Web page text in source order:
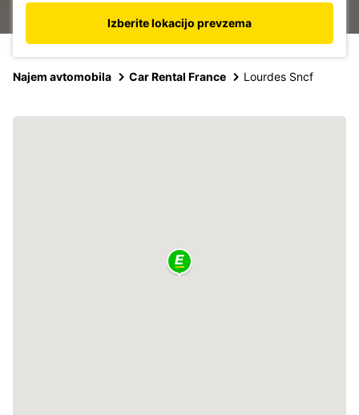
Izberite lokacijo prevzema
Najem avtomobila Car Rental France Lourdes Sncf